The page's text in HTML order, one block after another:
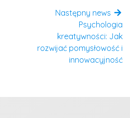
Następny news
Psychologia
kreatywności: Jak
rozwijać pomysłowość i
innowacyjność